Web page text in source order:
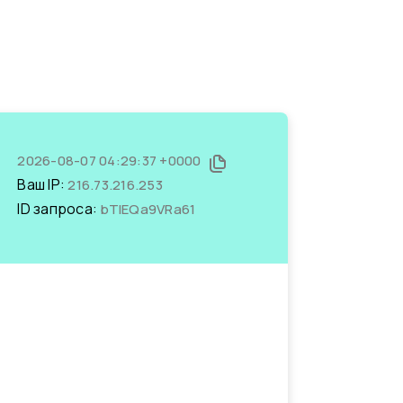
2026-08-07 04:29:37 +0000
Ваш IP:216.73.216.253
ID запроса: bTIEQa9VRa61